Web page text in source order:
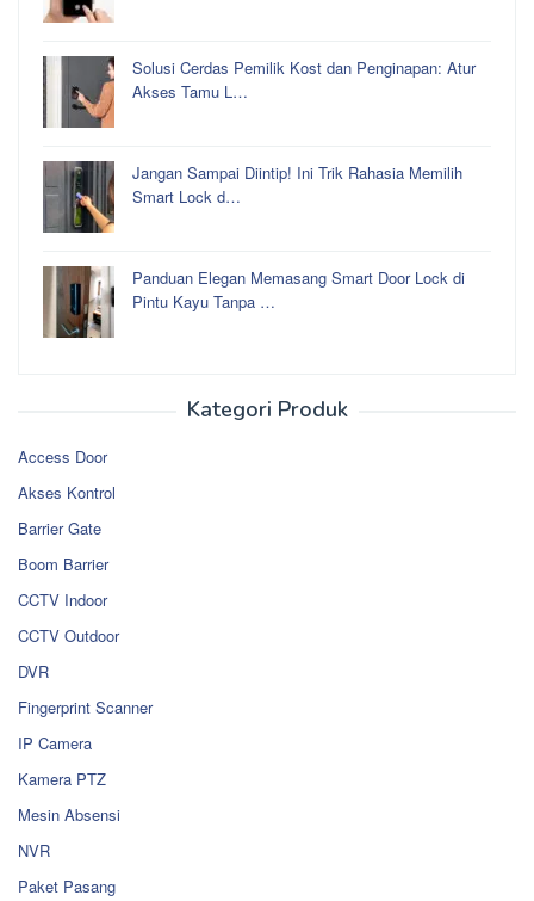
Solusi Cerdas Pemilik Kost dan Penginapan: Atur
Akses Tamu L…
Jangan Sampai Diintip! Ini Trik Rahasia Memilih
Smart Lock d…
Panduan Elegan Memasang Smart Door Lock di
Pintu Kayu Tanpa …
Kategori Produk
Access Door
Akses Kontrol
Barrier Gate
Boom Barrier
CCTV Indoor
CCTV Outdoor
DVR
Fingerprint Scanner
IP Camera
Kamera PTZ
Mesin Absensi
NVR
Paket Pasang